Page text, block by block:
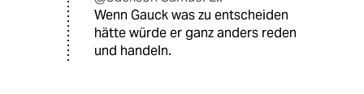
Wenn Gauck was zu entscheiden
hätte würde er ganz anders reden
und handeln.